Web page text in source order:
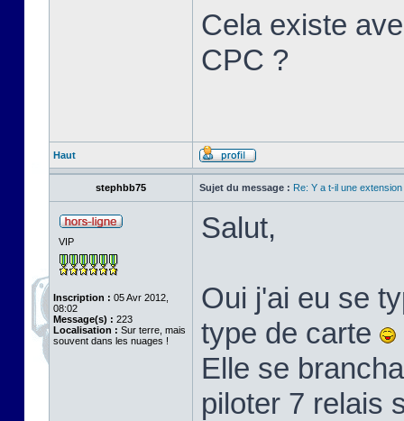
Cela existe
CPC ?
Haut
stephbb75 Sujet du message : Re: Y a t-il une
VIP
Inscription : 05 Avr 2012,
08:02
Message(s) : 223
Localisation : Sur terre, mais
souvent dans les nuages !
Salut,
Oui j'ai eu se
type de carte
Elle se
piloter 7 relais